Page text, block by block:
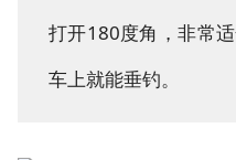
打开180度角，非常
车上就能垂钓。